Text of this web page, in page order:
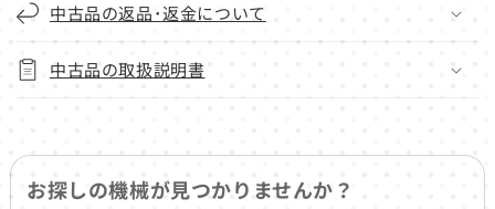
中古品の返品･返金について
中古品の取扱説明書
お探しの機械が見つかりませんか？